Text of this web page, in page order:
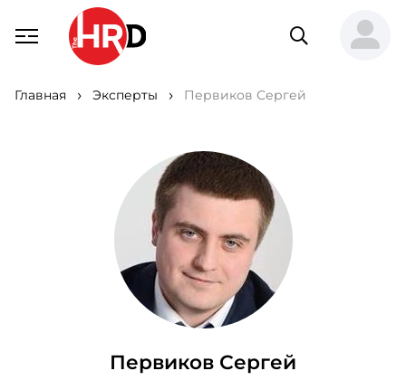
Главная Эксперты Первиков Сергей
Первиков Сергей